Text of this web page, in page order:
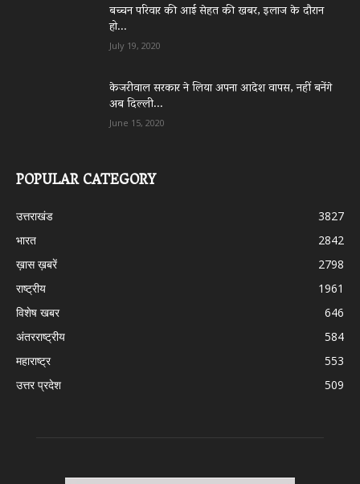
बच्चन परिवार की आई सेहत की खबर, इलाज के दौरान
हो...
July 19, 2020
केजरीवाल सरकार ने लिया अपना आदेश वापस, नहीं बनेंगे
अब दिल्ली...
June 15, 2020
POPULAR CATEGORY
उत्तराखंड
3827
भारत
2842
ख़ास ख़बरें
2798
राष्ट्रीय
1961
विशेष खबर
646
अंतरराष्ट्रीय
584
महाराष्ट्र
553
उत्तर प्रदेश
509